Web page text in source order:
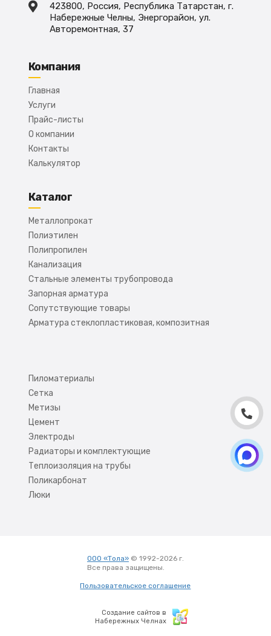
423800, Россия, Республика Татарстан, г.
Набережные Челны, Энергорайон, ул.
Авторемонтная, 37
Компания
Главная
Услуги
Прайс-листы
О компании
Контакты
Калькулятор
Каталог
Металлопрокат
Полиэтилен
Полипропилен
Канализация
Стальные элементы трубопровода
Запорная арматура
Сопутствующие товары
Арматура стеклопластиковая, композитная
Пиломатериалы
Сетка
Метизы
Цемент
Электроды
Радиаторы и комплектующие
Теплоизоляция на трубы
Поликарбонат
Люки
ООО «Тола»© 1992-2026 г.
Все права защищены.
Пользовательское соглашение
Создание сайтов в
Набережных Челнах